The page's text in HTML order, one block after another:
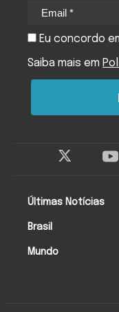
Últimas Notícias
Brasil
Mundo
Eu concordo
Saiba mais em